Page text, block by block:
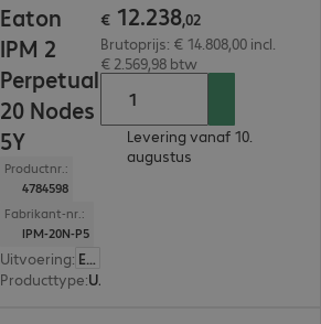
Eaton
IPM 2
Perpetual
20 Nodes
5Y
Productnr.:
4784598
Fabrikant-nr.:
IPM-20N-P5
Uitvoering: Europa
Producttype: UPS management
€ 12.238,02
Brutoprijs: € 14.808,00 incl.
€ 2.569,98 btw
Levering vanaf 10.
augustus